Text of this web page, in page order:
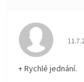
+ Rychlé jednání.